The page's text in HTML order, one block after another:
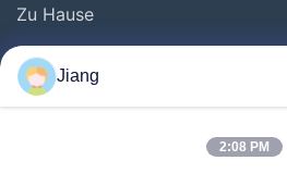
Zu Hause
Produkte
Videos
Jiang
2:08 PM